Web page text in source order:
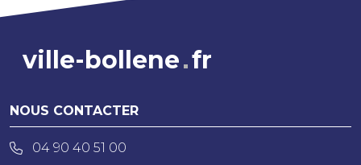
ville-bollene fr
NOUS CONTACTER
04 90 40 51 00